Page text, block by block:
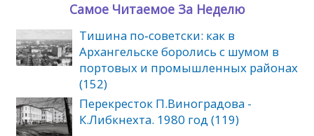
Самое Читаемое За Неделю
Тишина по‑советски: как в
Архангельске боролись с шумом в
портовых и промышленных районах
(152)
Перекресток П.Виноградова -
К.Либкнехта. 1980 год (119)